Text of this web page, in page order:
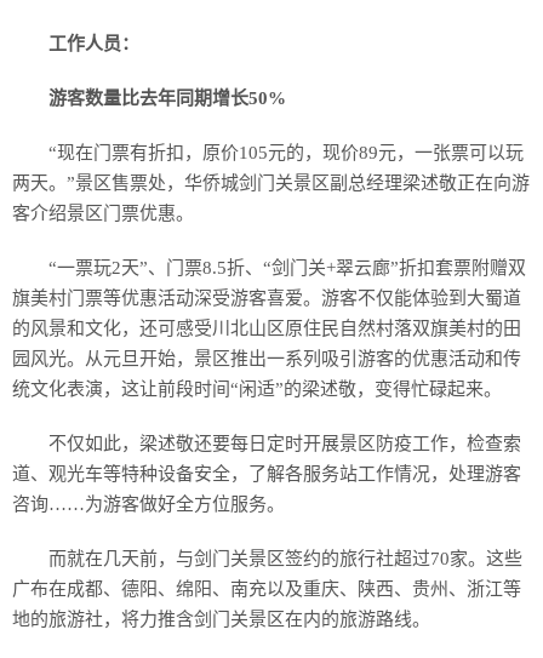
工作人员：
游客数量比去年同期增长50%
“现在门票有折扣，原价105元的，现价89元，一张票可以玩
两天。”景区售票处，华侨城剑门关景区副总经理梁述敬正在向游
客介绍景区门票优惠。
“一票玩2天”、门票8.5折、“剑门关+翠云廊”折扣套票附赠双
旗美村门票等优惠活动深受游客喜爱。游客不仅能体验到大蜀道
的风景和文化，还可感受川北山区原住民自然村落双旗美村的田
园风光。从元旦开始，景区推出一系列吸引游客的优惠活动和传
统文化表演，这让前段时间“闲适”的梁述敬，变得忙碌起来。
不仅如此，梁述敬还要每日定时开展景区防疫工作，检查索
道、观光车等特种设备安全，了解各服务站工作情况，处理游客
咨询……为游客做好全方位服务。
而就在几天前，与剑门关景区签约的旅行社超过70家。这些
广布在成都、德阳、绵阳、南充以及重庆、陕西、贵州、浙江等
地的旅游社，将力推含剑门关景区在内的旅游路线。